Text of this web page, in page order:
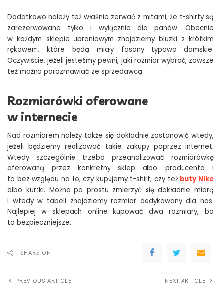
Dodatkowo należy też właśnie zerwać z mitami, że t-shirty są
zarezerwowane tylko i wyłącznie dla panów. Obecnie
w każdym sklepie ubraniowym znajdziemy bluzki z krótkim
rękawem, które będą miały fasony typowo damskie.
Oczywiście, jeżeli jesteśmy pewni, jaki rozmiar wybrać, zawsze
też można porozmawiać ze sprzedawcą.
Rozmiarówki oferowane
w internecie
Nad rozmiarem należy także się dokładnie zastanowić wtedy,
jeżeli będziemy realizować takie zakupy poprzez internet.
Wtedy szczególnie trzeba przeanalizować rozmiarówkę
oferowaną przez konkretny sklep albo producenta i
to bez względu na to, czy kupujemy t-shirt, czy też buty Nike
albo kurtki. Można po prostu zmierzyć się dokładnie miarą
i wtedy w tabeli znajdziemy rozmiar dedykowany dla nas.
Najlepiej w sklepach online kupować dwa rozmiary, bo
to bezpieczniejsze.
SHARE ON
PREVIOUS ARTICLE NEXT ARTICLE